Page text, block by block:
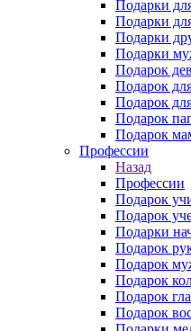
Подарки
Подарки
Подарки
Подарки
Подарок
Подарок
Подарок
Подарок
Подарок
Профессии
Назад
Профессии
Подарок
Подарок
Подарки
Подарок
Подарок
Подарок
Подарок
Подарок